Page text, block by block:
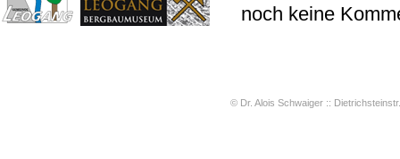
noch keine
© Dr. Alois Schwaiger ::